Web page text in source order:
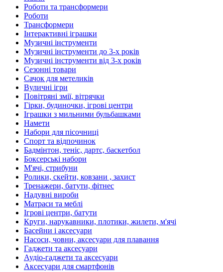
Роботи та трансформери
Роботи
Трансформери
Інтерактивні іграшки
Музичні інструменти
Музичні інструменти до 3-х років
Музичні інструменти від 3-х років
Сезонні товари
Сачок для метеликів
Вуличні ігри
Повітряні змії, вітрячки
Гірки, будиночки, ігрові центри
Іграшки з мильними бульбашками
Намети
Набори для пісочниці
Спорт та відпочинок
Бадмінтон, теніс, дартс, баскетбол
Боксерські набори
М'ячі, стрибуни
Ролики, скейти, ковзани , захист
Тренажери, батути, фітнес
Надувні вироби
Матраси та меблі
Ігрові центри, батути
Круги, нарукавники, плотики, жилети, м'ячі
Басейни і аксесуари
Насоси, човни, аксесуари для плавання
Гаджети та аксесуари
Аудіо-гаджети та аксесуари
Аксесуари для смартфонів